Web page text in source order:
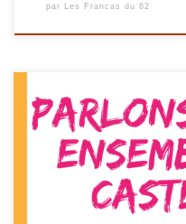
par Les Francas du 82
Radio cultures du monde
groupe des élèves de
parole pour nous
: au programme école,
nous faire voyager ! Puis